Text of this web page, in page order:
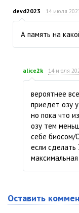
devd2023 14 июля
А память на
alice2k 14 июля
вероятнее
приедет озу
но пока что
озу тем
себе биосом/
если
Оставить